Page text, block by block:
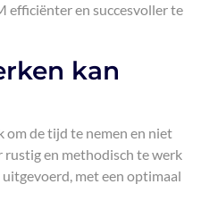
efficiënter en succesvoller te
kan
om de tijd te nemen en niet
rustig en methodisch te werk
met een optimaal